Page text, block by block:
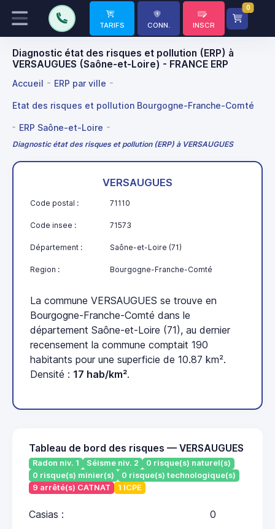
TARIFS CONN. INSCR
0
Diagnostic état des risques et pollution (ERP) à
VERSAUGUES (Saône-et-Loire) - FRANCE ERP
Accueil ERP par ville
Etat des risques et pollution Bourgogne-Franche-Comté
ERP Saône-et-Loire
Diagnostic état des risques et pollution (ERP) à VERSAUGUES
VERSAUGUES
Code postal : 71110
Code insee : 71573
Département : Saône-et-Loire (71)
Region : Bourgogne-Franche-Comté
La commune VERSAUGUES se trouve en
Bourgogne-Franche-Comté dans le
département Saône-et-Loire (71), au dernier
recensement la commune comptait 190
habitants pour une superficie de 10.87 km².
Densité : 17 hab/km².
Tableau de bord des risques — VERSAUGUES
Radon niv. 1 Séisme niv. 2
0 risque(s) naturel(s)
0 risque(s) minier(s)
0 risque(s) technologique(s)
9 arrêté(s) CATNAT
1 ICPE
Casias : 0